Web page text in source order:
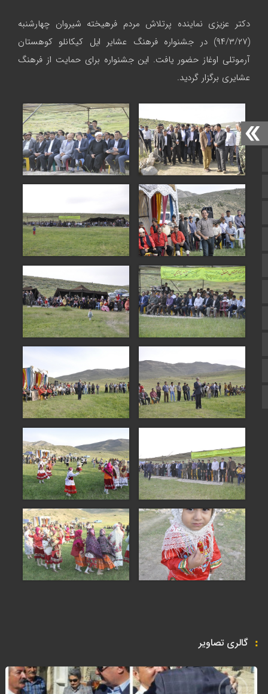
صفحه نخست
تالار گفتمان
اپلیکیشن سایت
سروش
آپارات
اینستاگرام
اطلاعات سایت
زبان انگلیسی
زبان عربی
دکتر عزیزی نماینده پرتلاش مردم فرهیخته شیروان چهارشنبه
(۹۴/۳/۲۷) در جشنواره فرهنگ عشایر ایل کیکانلو کوهستان
آرموتلی اوغاز حضور یافت. این جشنواره برای حمایت از فرهنگ
عشایری برگزار گردید.
گالری تصاویر